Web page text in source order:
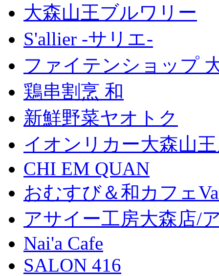
大森山王ブルワリー
S'allier -サリエ-
ファイテンショップ
鶏串割烹 和
新鮮野菜ヤオトク
イオンリカー大森山
CHI EM QUAN
おむすび＆和カフェ
アサイー工房大森店/
Nai'a Cafe
SALON 416